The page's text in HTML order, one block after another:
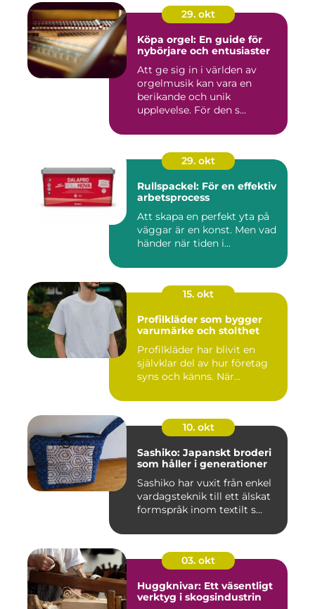
29. okt
Köpa orgel: En guide för
nybörjare och entusiaster
Att ge sig in i världen av
orgelmusik kan vara en
berikande och unik
upplevelse. För den s...
29. okt
Rullspackel: För en effektiv
arbetsprocess
Att skapa en perfekt yta på
väggar är en konst. Men vad
händer när tiden i...
15. okt
Profilkläder som bygger
varumärke och stolthet
Profilkläder har blivit en
självklar del av hur företag
syns och känns. När...
10. okt
Sashiko: Japanskt broderi
som håller i generationer
Sashiko har vuxit från enkel
vardagsteknik till ett älskat
formspråk inom textilt s...
03. okt
Huggknivar: Ett väsentligt
verktyg i skogsindustrin